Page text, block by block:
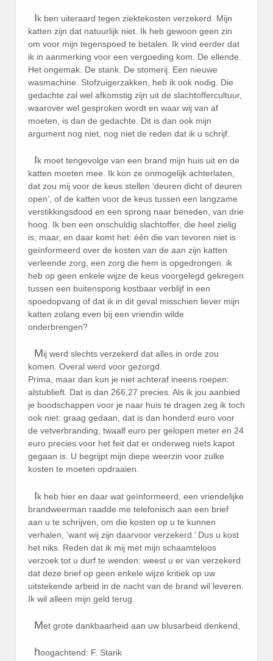
Ik ben uiteraard tegen ziektekosten verzekerd. Mijn
katten zijn dat natuurlijk niet. Ik heb gewoon geen zin
om voor mijn tegenspoed te betalen. Ik vind eerder dat
ik in aanmerking voor een vergoeding kom. De ellende.
Het ongemak. De stank. De stomerij. Een nieuwe
wasmachine. Stofzuigerzakken, heb ik ook nodig. Die
gedachte zal wel afkomstig zijn uit de slachtoffercultuur,
waarover wel gesproken wordt en waar wij van af
moeten, is dan de gedachte. Dit is dan ook mijn
argument nog niet, nog niet de reden dat ik u schrijf.
Ik moet tengevolge van een brand mijn huis uit en de
katten moeten mee. Ik kon ze onmogelijk achterlaten,
dat zou mij voor de keus stellen ‘deuren dicht of deuren
open’, of de katten voor de keus tussen een langzame
verstikkingsdood en een sprong naar beneden, van drie
hoog. Ik ben een onschuldig slachtoffer, die heel zielig
is, maar, en daar komt het: één die van tevoren niet is
geïnformeerd over de kosten van de aan zijn katten
verleende zorg, een zorg die hem is opgedrongen: ik
heb op geen enkele wijze de keus voorgelegd gekregen
tussen een buitensporig kostbaar verblijf in een
spoedopvang of dat ik in dit geval misschien liever mijn
katten zolang even bij een vriendin wilde
onderbrengen?
Mij werd slechts verzekerd dat alles in orde zou
komen. Overal werd voor gezorgd.
Prima, maar dan kun je niet achteraf ineens roepen:
alstublieft. Dat is dan 266,27 precies. Als ik jou aanbied
je boodschappen voor je naar huis te dragen zeg ik toch
ook niet: graag gedaan, dat is dan honderd euro voor
de vetverbranding, twaalf euro per gelopen meter en 24
euro precies voor het feit dat er onderweg niets kapot
gegaan is. U begrijpt mijn diepe weerzin voor zulke
kosten te moeten opdraaien.
Ik heb hier en daar wat geïnformeerd, een vriendelijke
brandweerman raadde me telefonisch aan een brief
aan u te schrijven, om die kosten op u te kunnen
verhalen, ‘want wij zijn daarvoor verzekerd.’ Dus u kost
het niks. Reden dat ik mij met mijn schaamteloos
verzoek tot u durf te wenden: weest u er van verzekerd
dat deze brief op geen enkele wijze kritiek op uw
uitstekende arbeid in de nacht van de brand wil leveren.
Ik wil alleen mijn geld terug.
Met grote dankbaarheid aan uw blusarbeid denkend,
hoogachtend: F. Starik